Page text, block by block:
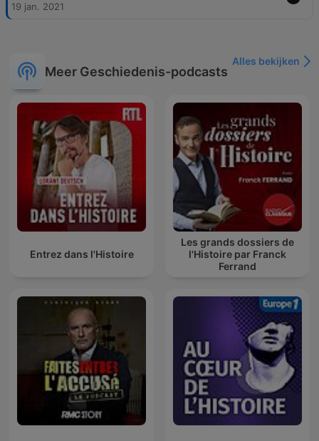
19 jan. 2021
Meer Geschiedenis-podcasts
Alles bekijken
Entrez dans l'Histoire
Les grands dossiers de
l'Histoire par Franck
Ferrand